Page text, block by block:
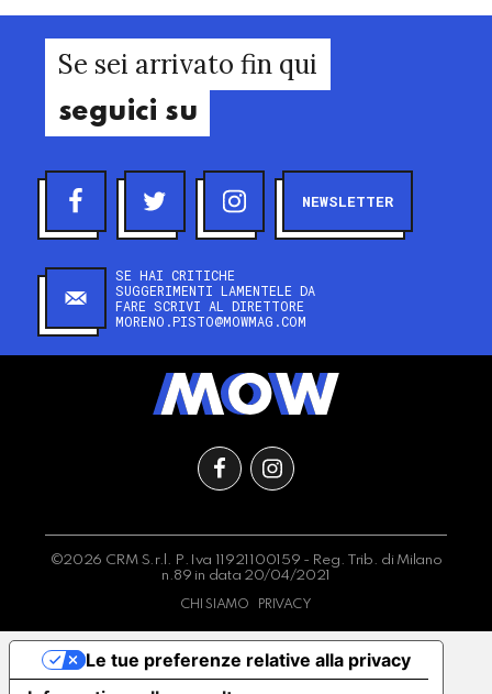
Se sei arrivato fin qui
seguici su
NEWSLETTER
SE HAI CRITICHE
SUGGERIMENTI LAMENTELE DA
FARE SCRIVI AL DIRETTORE
MORENO.PISTO@MOWMAG.COM
©2026 CRM S.r.l. P.Iva 11921100159 - Reg. Trib. di Milano
n.89 in data 20/04/2021
CHI SIAMO PRIVACY
Le tue preferenze relative alla privacy